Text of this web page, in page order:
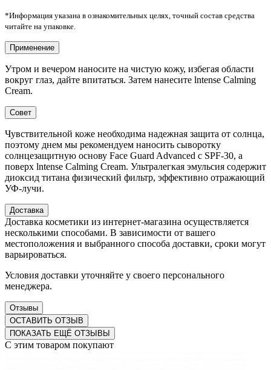
*Информация указана в ознакомительных целях, точный состав средства
читайте на упаковке.
Применение
Утром и вечером наносите на чистую кожу, избегая области
вокруг глаз, дайте впитаться. Затем нанесите lntense Calming
Cream.
Совет
Чувствительной коже необходима надежная защита от солнца,
поэтому днем мы рекомендуем наносить сыворотку
солнцезащитную основу Fасе Guard Advanced с SPF-30, а
поверх lntense Calming Cream. Ультралегкая эмульсия содержит
диоксид титана физический фильтр, эффективно отражающий
УФ-лучи.
Доставка
Доставка косметики из интернет-магазина осуществляется
несколькими способами. В зависимости от вашего
местоположения и выбранного способа доставки, сроки могут
варьироваться.
Условия доставки уточняйте у своего персонального
менеджера.
Отзывы
ОСТАВИТЬ ОТЗЫВ
ПОКАЗАТЬ ЕЩЁ ОТЗЫВЫ
С этим товаром покупают